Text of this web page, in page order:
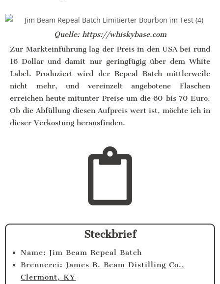
Quelle: https://whiskybase.com
Zur Markteinführung lag der Preis in den USA bei rund
16 Dollar und damit nur geringfügig über dem White
Label. Produziert wird der Repeal Batch mittlerweile
nicht mehr, und vereinzelt angebotene Flaschen
erreichen heute mitunter Preise um die 60 bis 70 Euro.
Ob die Abfüllung diesen Aufpreis wert ist, möchte ich in
dieser Verkostung herausfinden.
Steckbrief
Name: Jim Beam Repeal Batch
Brennerei: James B. Beam Distilling Co.,
Clermont, KY